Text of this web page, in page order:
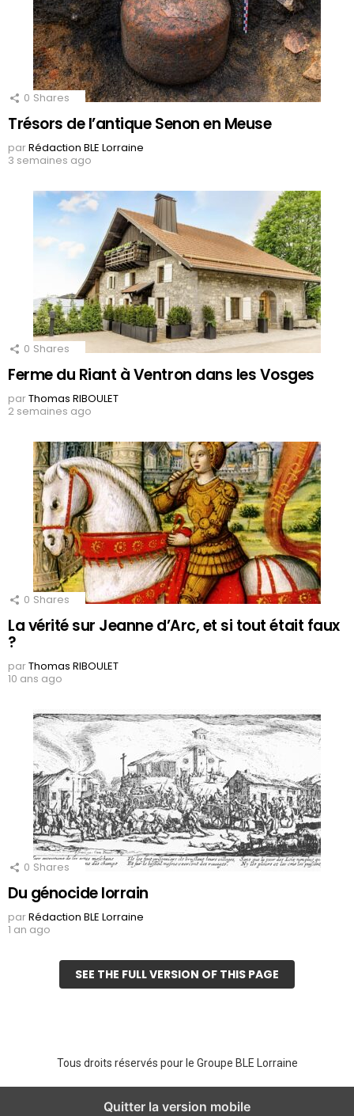
0 Shares
Trésors de l’antique Senon en Meuse
parRédaction BLE Lorraine
3 semaines ago
0 Shares
Ferme du Riant à Ventron dans les Vosges
parThomas RIBOULET
2 semaines ago
0 Shares
La vérité sur Jeanne d’Arc, et si tout était faux
?
parThomas RIBOULET
10 ans ago
0 Shares
Du génocide lorrain
parRédaction BLE Lorraine
1 an ago
SEE THE FULL VERSION OF THIS PAGE
Tous droits réservés pour le Groupe BLE Lorraine
Quitter la version mobile